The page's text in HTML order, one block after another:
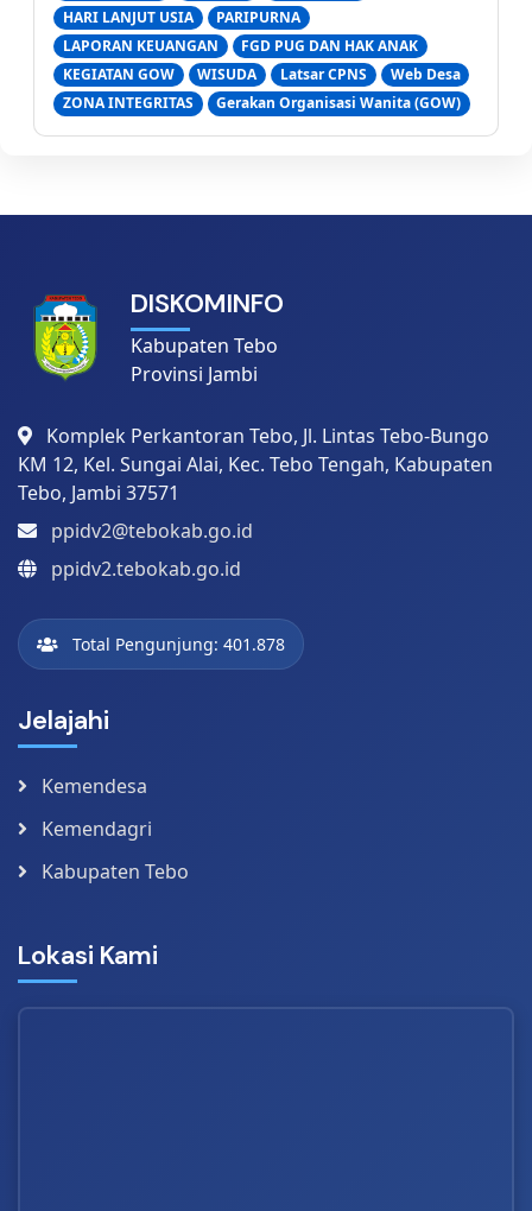
HARI LANJUT USIA
PARIPURNA
LAPORAN KEUANGAN
FGD PUG DAN HAK ANAK
KEGIATAN GOW
WISUDA Latsar CPNS
Web Desa
ZONA INTEGRITAS
Gerakan Organisasi Wanita (GOW)
DISKOMINFO
Kabupaten Tebo
Provinsi Jambi
Komplek Perkantoran Tebo, Jl. Lintas Tebo-Bungo
KM 12, Kel. Sungai Alai, Kec. Tebo Tengah, Kabupaten
Tebo, Jambi 37571
ppidv2@tebokab.go.id
ppidv2.tebokab.go.id
Total Pengunjung: 401.878
Jelajahi
Kemendesa
Kemendagri
Kabupaten Tebo
Lokasi Kami